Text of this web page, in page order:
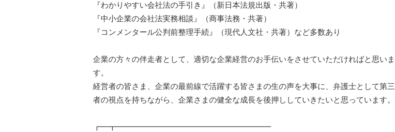
『わかりやすい会社法の手引き』（新日本法規出版・共著）
『中小企業の会社法実務相談』（商事法務・共著）
『コンメンタール公判前整理手続』（現代人文社・共著）など多数あり
企業の方々の伴走者として、適切な企業経営のお手伝いをさせていただければと思いま
す。
経営者の皆さま、企業の最前線で活躍する皆さまの生の声を大事に、弁護士として第三
者の視点を持ちながら、企業さまの健全な成長を後押ししていきたいと思っています。
┏━┳━━━━━━━━━━━━━━━━━━━━